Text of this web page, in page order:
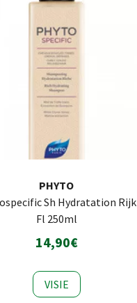
PHYTO
Sh Hydratation Rijk
Fl 250ml
14,90€
VISIE